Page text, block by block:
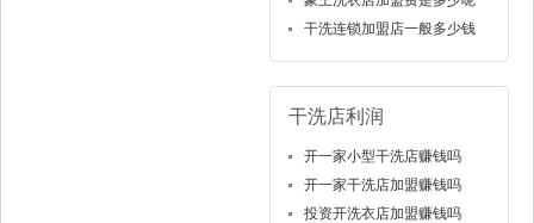
干洗连锁加盟店一般多少钱
干洗店利润
开一家小型干洗店赚钱吗
开一家干洗店加盟赚钱吗
投资开洗衣店加盟赚钱吗